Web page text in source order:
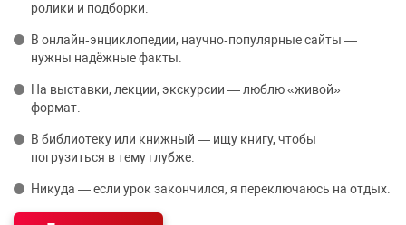
ролики и подборки.
В онлайн‑энциклопедии, научно‑популярные сайты —
нужны надёжные факты.
На выставки, лекции, экскурсии — люблю «живой»
формат.
В библиотеку или книжный — ищу книгу, чтобы
погрузиться в тему глубже.
Никуда — если урок закончился, я переключаюсь на отдых.